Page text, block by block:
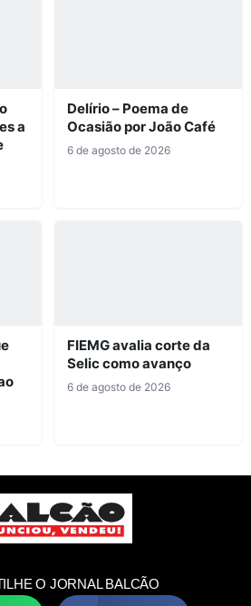
a
Delírio – Poema de
Ocasião por João Café
6 de agosto de 2026
FIEMG avalia corte da
Selic como avanço
6 de agosto de 2026
O JORNAL BALCÃO